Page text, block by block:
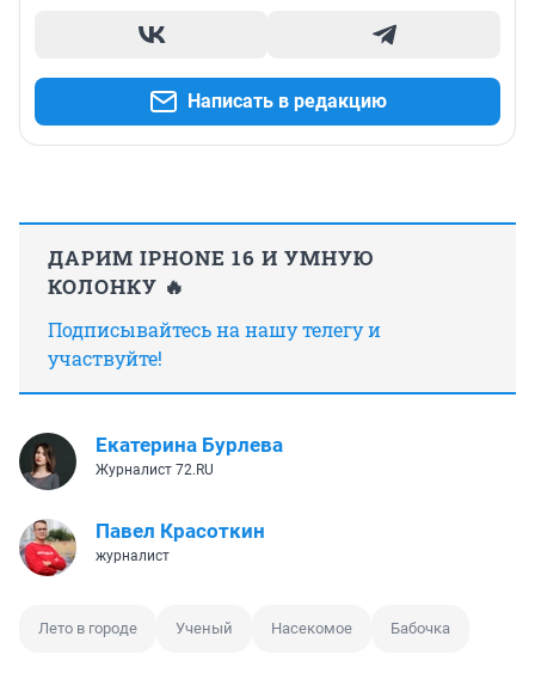
Написать в редакцию
ДАРИМ IPHONE 16 И УМНУЮ
КОЛОНКУ 🔥
Подписывайтесь на нашу телегу и
участвуйте!
Екатерина Бурлева
Журналист 72.RU
Павел Красоткин
журналист
Лето в городе Ученый Насекомое Бабочка